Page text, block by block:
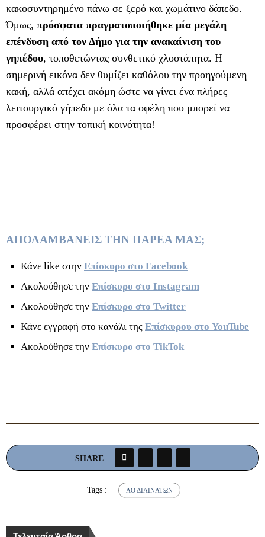
κακοσυντηρημένο πάνω σε ξερό και χωμάτινο δάπεδο.
Όμως, πρόσφατα πραγματοποιήθηκε μία μεγάλη
επένδυση από τον Δήμο για την ανακαίνιση του
γηπέδου, τοποθετώντας συνθετικό χλοοτάπητα. Η
σημερινή εικόνα δεν θυμίζει καθόλου την προηγούμενη
κακή, αλλά απέχει ακόμη ώστε να γίνει ένα πλήρες
λειτουργικό γήπεδο με όλα τα οφέλη που μπορεί να
προσφέρει στην τοπική κοινότητα!
ΑΠΟΛΑΜΒΑΝΕΙΣ ΤΗΝ ΠΑΡΕΑ ΜΑΣ;
Κάνε like στην Επίσκυρο στο Facebook
Ακολούθησε την Επίσκυρο στο Instagram
Ακολούθησε την Επίσκυρο στο Twitter
Κάνε εγγραφή στο κανάλι της Επίσκυρου στο YouTube
Ακολούθησε την Επίσκυρο στο TikTok
SHARE
Tags : ΑΟ ΔΙΛΙΝΆΤΩΝ